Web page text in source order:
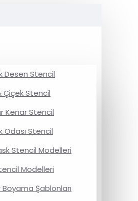
Desen Stencil
Çiçek Stencil
Kenar Stencil
Odası Stencil
Stencil Modelleri
Modelleri
Boyama Şablonları